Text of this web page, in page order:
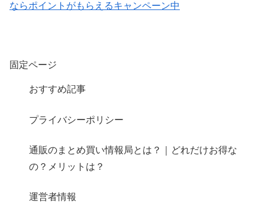
ならポイントがもらえるキャンペーン中
固定ページ
おすすめ記事
プライバシーポリシー
通販のまとめ買い情報局とは？｜どれだけお得な
の？メリットは？
運営者情報